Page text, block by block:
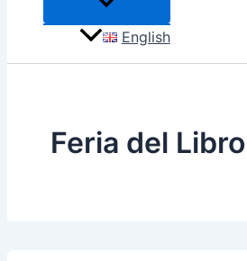
English
Feria del